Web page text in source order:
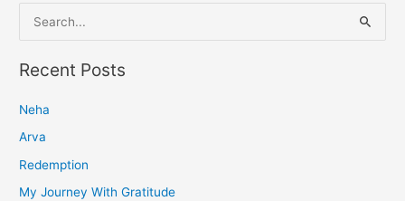
e
a
c
h
f
o
Recent Posts
Neha
Arva
Redemption
My Journey With Gratitude